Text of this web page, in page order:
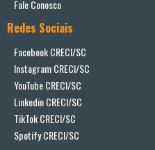
Fale Conosco
Redes Sociais
Facebook CRECI/SC
Instagram CRECI/SC
YouTube CRECI/SC
Linkedin CRECI/SC
TikTok CRECI/SC
Spotify CRECI/SC